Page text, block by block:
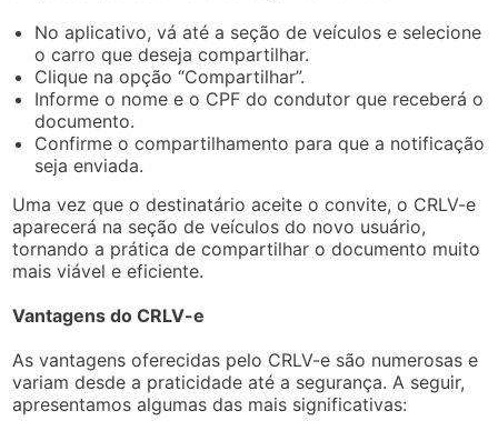
No aplicativo, vá até a seção de veículos e selecione
o carro que deseja compartilhar.
Clique na opção “Compartilhar”.
Informe o nome e o CPF do condutor que receberá o
documento.
Confirme o compartilhamento para que a notificação
seja enviada.
Uma vez que o destinatário aceite o convite, o CRLV-e
aparecerá na seção de veículos do novo usuário,
tornando a prática de compartilhar o documento muito
mais viável e eficiente.
Vantagens do CRLV-e
As vantagens oferecidas pelo CRLV-e são numerosas e
variam desde a praticidade até a segurança. A seguir,
apresentamos algumas das mais significativas: